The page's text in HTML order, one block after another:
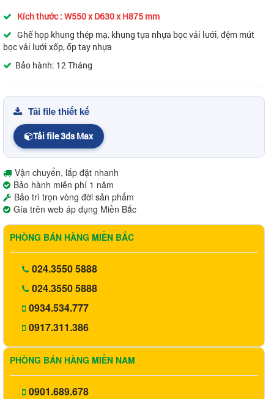
Kích thước : W550 x D630 x H875 mm
Ghế họp khung thép mạ, khung tựa nhựa bọc vải lưới, đệm mút
bọc vải lưới xốp, ốp tay nhựa
Bảo hành: 12 Tháng
Tải file thiết kế
Tải file 3ds Max
Vận chuyển, lắp đặt nhanh
Bảo hành miễn phí 1 năm
Bảo trì trọn vòng đời sản phẩm
Gía trên web áp dụng Miền Bắc
PHÒNG BÁN HÀNG MIỀN BẮC
024.3550 5888
024.3550 5888
0934.534.777
0917.311.386
PHÒNG BÁN HÀNG MIỀN NAM
0901.689.678